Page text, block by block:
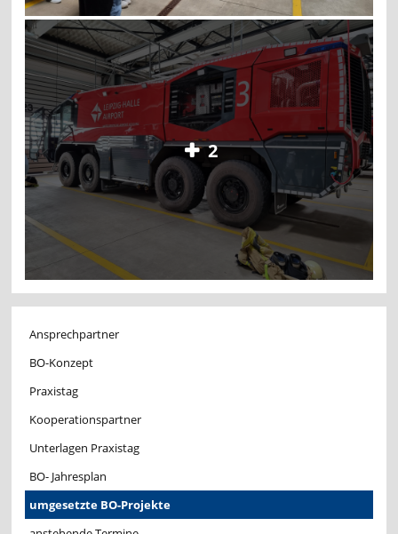
2
Ansprechpartner
BO-Konzept
Praxistag
Kooperationspartner
Unterlagen Praxistag
BO- Jahresplan
umgesetzte BO-Projekte